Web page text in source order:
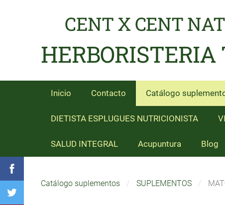
CENT X CENT
HERBORISTERIA
Inicio Contacto Catálogo
DIETISTA ESPLUGUES NUTRICIONISTA
SALUD INTEGRAL Acupuntura Blog
Catálogo suplementos SUPLEMENTOS